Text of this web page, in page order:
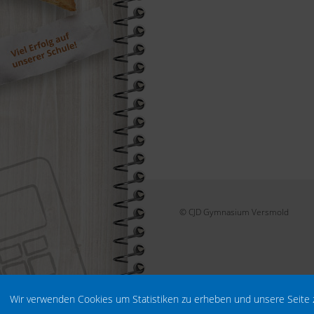
Wir verwenden Cookies um Statistiken zu erheben und unsere
© CJD Gymnasium Versmold